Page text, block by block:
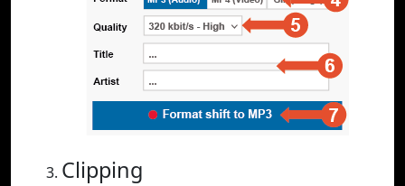
Clipping